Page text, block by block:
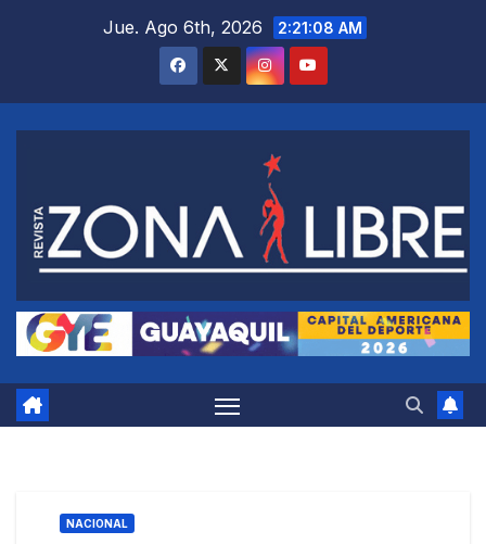
Jue. Ago 6th, 2026 2:21:09 AM
NACIONAL